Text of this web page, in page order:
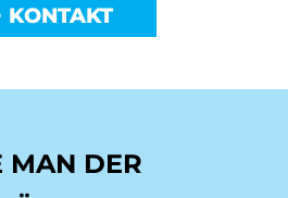
KONTAKT
MAN DER